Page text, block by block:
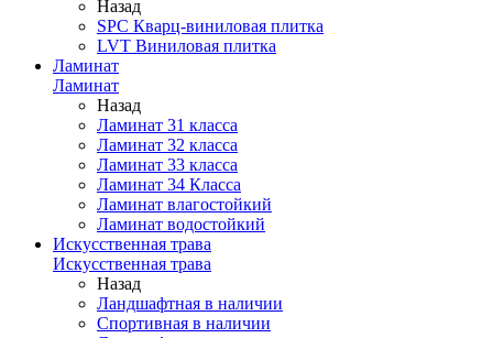
Назад
SPC Кварц-виниловая плитка
LVT Виниловая плитка
Ламинат
Ламинат
Назад
Ламинат 31 класса
Ламинат 32 класса
Ламинат 33 класса
Ламинат 34 Класса
Ламинат влагостойкий
Ламинат водостойкий
Искусственная трава
Искусственная трава
Назад
Ландшафтная в наличии
Спортивная в наличии